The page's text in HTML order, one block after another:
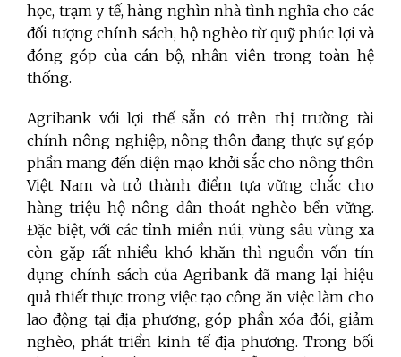
học, trạm y tế, hàng nghìn nhà tình nghĩa cho các
đối tượng chính sách, hộ nghèo từ quỹ phúc lợi và
đóng góp của cán bộ, nhân viên trong toàn hệ
thống.
Agribank với lợi thế sẵn có trên thị trường tài
chính nông nghiệp, nông thôn đang thực sự góp
phần mang đến diện mạo khởi sắc cho nông thôn
Việt Nam và trở thành điểm tựa vững chắc cho
hàng triệu hộ nông dân thoát nghèo bền vững.
Đặc biệt, với các tỉnh miền núi, vùng sâu vùng xa
còn gặp rất nhiều khó khăn thì nguồn vốn tín
dụng chính sách của Agribank đã mang lại hiệu
quả thiết thực trong việc tạo công ăn việc làm cho
lao động tại địa phương, góp phần xóa đói, giảm
nghèo, phát triển kinh tế địa phương. Trong bối